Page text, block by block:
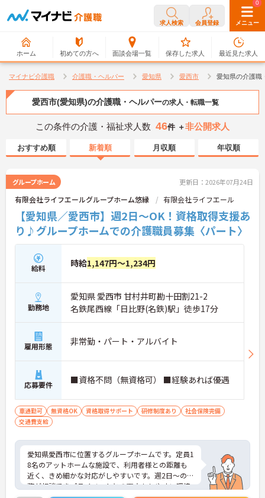
求人検索 会員登録 メニュー
ホーム 初めての方へ 面談会場一覧
0
保存した求人
0
最近見た求人
マイナビ介護職 介護職・ヘルパー 愛知県 愛西市 愛知県の介護職
愛西市(愛知県)の介護職・ヘルパーの求人・転職一覧
この条件の介護・福祉求人数 46件 ＋非公開求人
おすすめ順 新着順 月収順 年収順
グループホーム 更新日：2026年07月24日
有限会社ライフエールグループホーム悠縁 有限会社ライフエール
【愛知県／愛西市】週2日～OK！資格取得支援あ
り♪グループホームでの介護職員募集〈パート〉
給料 時給1,147円～1,234円
勤務地
愛知県 愛西市 甘村井町勘十田割21-2
名鉄尾西線「日比野(名鉄)駅」徒歩17分
雇用形態 非常勤・パート・アルバイト
応募要件 ■資格不問（無資格可） ■経験あれば優遇
車通勤可 無資格OK 資格取得サポート 研修制度あり
社会保険完備
交通費支給
愛知県愛西市に位置するグループホームです。定員1
8名のアットホームな施設で、利用者様との距離も
近く、きめ細かな対応がしやすいです。週2日～の勤
務が相談できプライベートとの両立もしやすい環境